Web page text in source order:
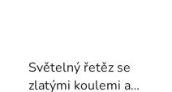
Světelný řetěz se
zlatými koulemi a